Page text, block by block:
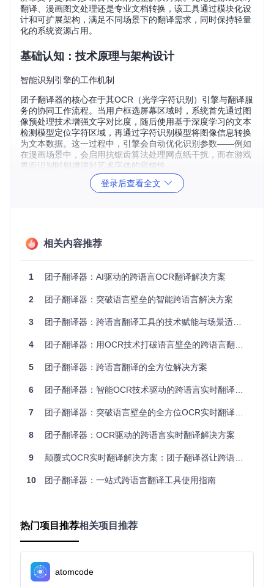
翻译、漫画图文处理还是专业文档转换，该工具通过模块化设
计和可扩展架构，满足不同场景下的翻译需求，同时保持轻量
化的系统资源占用。
基础认知：技术原理与架构设计
智能识别引擎的工作机制
团子翻译器的核心在于其OCR（光学字符识别）引擎与翻译服
务的协同工作流程。当用户框选屏幕区域时，系统首先通过图
像预处理技术增强文字对比度，随后使用基于深度学习的文本
检测模型定位字符区域，再通过字符识别模型将图像信息转换
为文本数据。这一过程中，引擎会自动优化识别参数——例如
在漫画场景中，会启用抗锯齿算法处理网点纸干扰，而在游戏
界面识别时则增强对艺术字体的容错性。
多引擎翻译架构解析
主流API，同时预留本地AI模型接口；任务调度器则根据内容
类型和网络状态动态分配处理资源。这种设计使得工具既能在
在离线状态下通过本地模型维持基础翻译能力。
核心价值：功能特性与技术优势
全场景翻译能力构建
工具通过自适应识别算法实现多场景覆盖。在文字密集区域
（如文档）采用高精度识别模式，优先保证准确率；在动态画
面（如游戏）则启用快速识别模式，将响应延迟控制在300ms
以内。翻译引擎支持27种语言的互译，其中针对东亚语言开发
了专用优化模型，使竖排文字识别准确率提升40%。
4GB内存设备，仅启用核心识别功能；标准模式支持多引擎并
渲染和模型计算。经测试，在配备NVIDIA GTX 1650显卡的设
场景实践：问题解决与参数调校
游戏翻译面临两大核心挑战：动态文本刷新和复杂背景干扰。
解决方案包括：
登录后查看全文
相关内容推荐
1 团子翻译器：AI驱动的跨语言OCR翻译解决方案
2 团子翻译器：突破语言壁垒的智能跨语言解决方案
3 团子翻译器：跨语言翻译工具的技术赋能与场景适配指南
4 团子翻译器：用OCR技术打破语言壁垒的跨语言翻译工具
5 团子翻译器：跨语言翻译的全方位解决方案
6 团子翻译器：智能OCR技术驱动的跨语言实时翻译解决方案
7 团子翻译器：突破语言壁垒的全方位OCR实时翻译解决方案
8 团子翻译器：OCR驱动的跨语言实时翻译解决方案
9 颠覆式OCR实时翻译解决方案：团子翻译器让跨语言内容无缝流转
10 团子翻译器：一站式跨语言翻译工具使用指南
热门项目推荐相关项目推荐
atomcode